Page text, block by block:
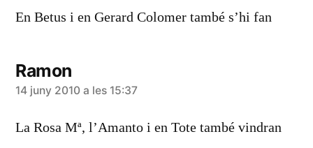
En Betus i en Gerard Colomer també s’hi fan
Ramon
diu:
14 juny 2010 a les 15:37
La Rosa Mª, l’Amanto i en Tote també vindran